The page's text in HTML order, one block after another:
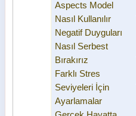
Aspects Model
Nasıl Kullanılır
Negatif Duyguları
Nasıl Serbest
Bırakırız
Farklı Stres
Seviyeleri İçin
Ayarlamalar